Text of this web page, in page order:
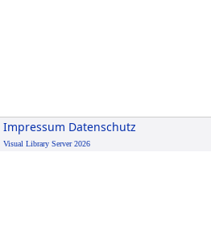
Impressum Datenschutz
Visual Library Server 2026